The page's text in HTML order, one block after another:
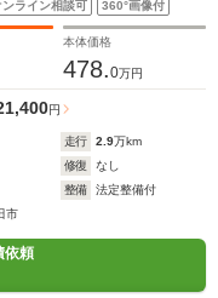
ックアッシュ
トマイザー
ンライン相談可 360°画像付
本体価格
478.0万円
円
走行 2.9万km
修復
なし
整備
法定整備付
市
依頼